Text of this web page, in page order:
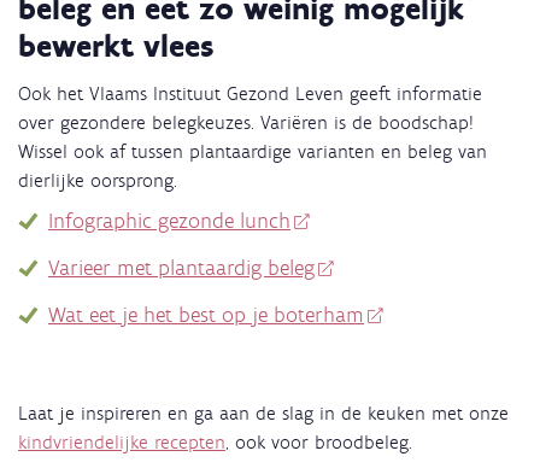
beleg en eet zo weinig mogelijk
bewerkt vlees
Ook het Vlaams Instituut Gezond Leven geeft informatie
over gezondere belegkeuzes. Variëren is de boodschap!
Wissel ook af tussen plantaardige varianten en beleg van
dierlijke oorsprong.
Infographic gezonde lunch
Varieer met plantaardig beleg
Wat eet je het best op je boterham
Laat je inspireren en ga aan de slag in de keuken met onze
kindvriendelijke recepten, ook voor broodbeleg.